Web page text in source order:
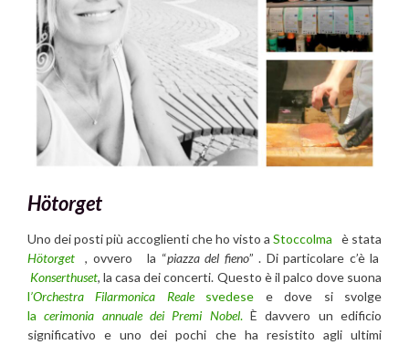
Hötorget
Uno dei posti più accoglienti che ho visto aStoccolma è stata
Hötorget , ovvero la “piazza del fieno” . Di particolare c’è la
Konserthuset, la casa dei concerti. Questo è il palco dove suona
l’Orchestra Filarmonica Realesvedese e dove si svolge
la cerimonia annuale dei Premi Nobel.È davvero un edificio
significativo e uno dei pochi che ha resistito agli ultimi